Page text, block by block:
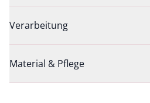
Verarbeitung
Material & Pflege